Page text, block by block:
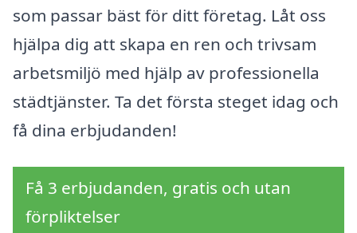
som passar bäst för ditt företag. Låt oss
hjälpa dig att skapa en ren och trivsam
arbetsmiljö med hjälp av professionella
städtjänster. Ta det första steget idag och
få dina erbjudanden!
Få 3 erbjudanden, gratis och utan
förpliktelser